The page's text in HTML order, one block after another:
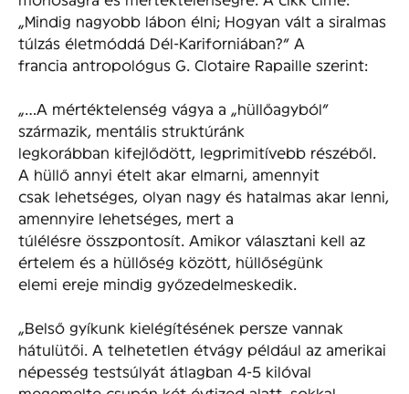
„Mindig nagyobb lábon élni; Hogyan vált a siralmas
túlzás életmóddá Dél-Kariforniában?” A
francia antropológus G. Clotaire Rapaille szerint:
„…A mértéktelenség vágya a „hüllőagyból”
származik, mentális struktúránk
legkorábban kifejlődött, legprimitívebb részéből.
A hüllő annyi ételt akar elmarni, amennyit
csak lehetséges, olyan nagy és hatalmas akar lenni,
amennyire lehetséges, mert a
túlélésre összpontosít. Amikor választani kell az
értelem és a hüllőség között, hüllőségünk
elemi ereje mindig győzedelmeskedik.
„Belső gyíkunk kielégítésének persze vannak
hátulütői. A telhetetlen étvágy például az amerikai
népesség testsúlyát átlagban 4-5 kilóval